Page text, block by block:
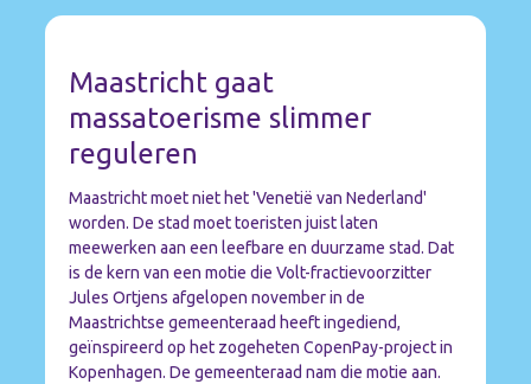
Maastricht gaat
massatoerisme slimmer
reguleren
Maastricht moet niet het 'Venetië van Nederland'
worden. De stad moet toeristen juist laten
meewerken aan een leefbare en duurzame stad. Dat
is de kern van een motie die Volt-fractievoorzitter
Jules Ortjens afgelopen november in de
Maastrichtse gemeenteraad heeft ingediend,
geïnspireerd op het zogeheten CopenPay-project in
Kopenhagen. De gemeenteraad nam die motie aan.